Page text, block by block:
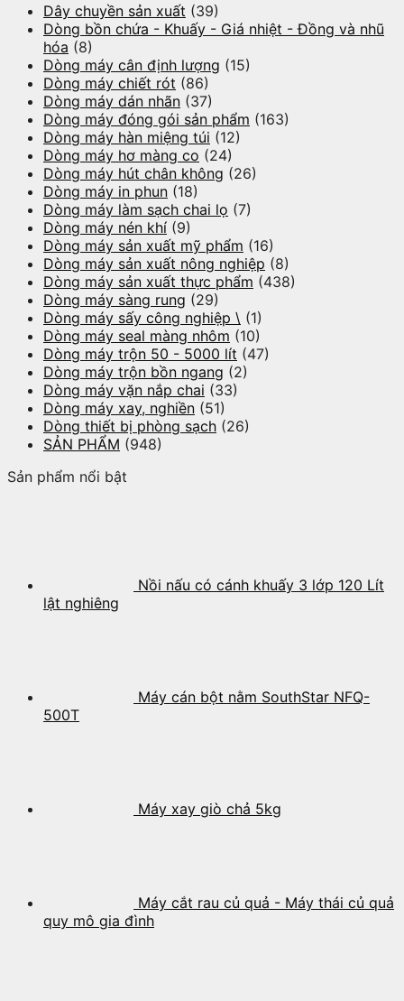
Dây chuyền sản xuất (39)
Dòng bồn chứa - Khuấy - Giá nhiệt - Đồng và nhũ
hóa (8)
Dòng máy cân định lượng (15)
Dòng máy chiết rót (86)
Dòng máy dán nhãn (37)
Dòng máy đóng gói sản phẩm (163)
Dòng máy hàn miệng túi (12)
Dòng máy hơ màng co (24)
Dòng máy hút chân không (26)
Dòng máy in phun (18)
Dòng máy làm sạch chai lọ (7)
Dòng máy nén khí (9)
Dòng máy sản xuất mỹ phẩm (16)
Dòng máy sản xuất nông nghiệp (8)
Dòng máy sản xuất thực phẩm (438)
Dòng máy sàng rung (29)
Dòng máy sấy công nghiệp \ (1)
Dòng máy seal màng nhôm (10)
Dòng máy trộn 50 - 5000 lít (47)
Dòng máy trộn bồn ngang (2)
Dòng máy vặn nắp chai (33)
Dòng máy xay, nghiền (51)
Dòng thiết bị phòng sạch (26)
SẢN PHẨM (948)
Sản phẩm nổi bật
Nồi nấu có cánh khuấy 3 lớp 120 Lít
lật nghiêng
Máy cán bột nằm SouthStar NFQ-
500T
Máy xay giò chả 5kg
Máy cắt rau củ quả - Máy thái củ quả
quy mô gia đình